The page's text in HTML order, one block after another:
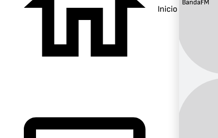
Inicio
Banda:FM